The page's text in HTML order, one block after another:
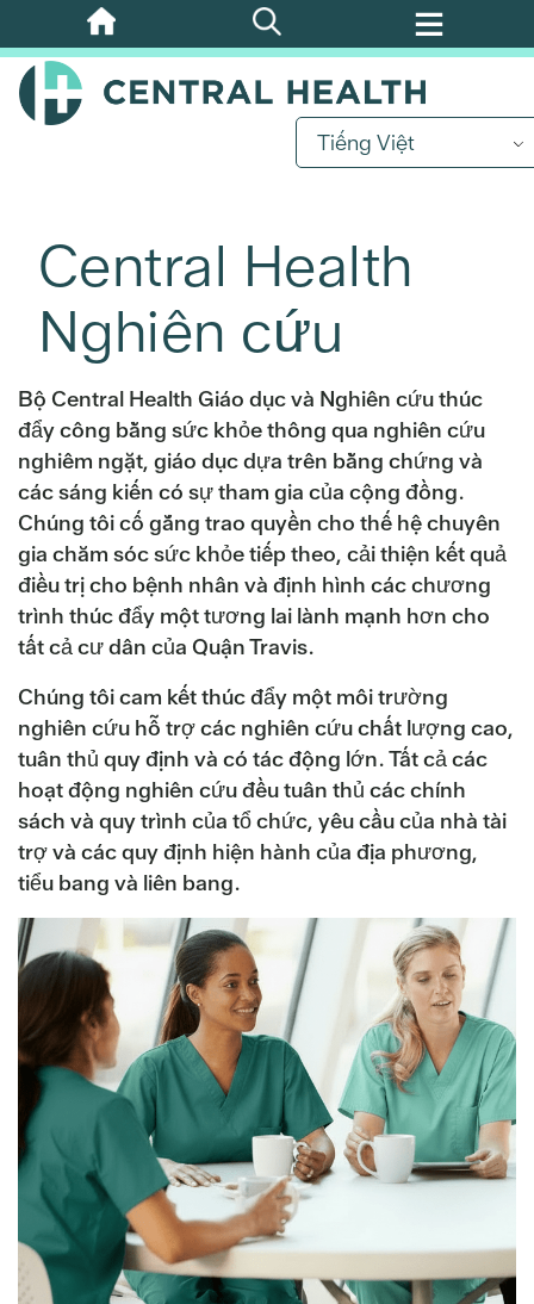
Bỏ
qua
nội
Tiếng Việt
Central Health
Nghiên cứu
Bộ Central Health Giáo dục và Nghiên cứu thúc
đẩy công bằng sức khỏe thông qua nghiên cứu
nghiêm ngặt, giáo dục dựa trên bằng chứng và
các sáng kiến ​​có sự tham gia của cộng đồng.
Chúng tôi cố gắng trao quyền cho thế hệ chuyên
gia chăm sóc sức khỏe tiếp theo, cải thiện kết quả
điều trị cho bệnh nhân và định hình các chương
trình thúc đẩy một tương lai lành mạnh hơn cho
tất cả cư dân của Quận Travis.
Chúng tôi cam kết thúc đẩy một môi trường
nghiên cứu hỗ trợ các nghiên cứu chất lượng cao,
tuân thủ quy định và có tác động lớn. Tất cả các
hoạt động nghiên cứu đều tuân thủ các chính
sách và quy trình của tổ chức, yêu cầu của nhà tài
trợ và các quy định hiện hành của địa phương,
tiểu bang và liên bang.